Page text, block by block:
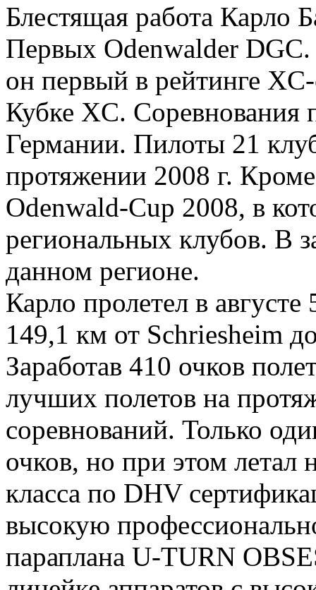
Блестящая работа Карло
Первых Odenwalder
он первый в рейтинге
Кубке XC. Соревнования
Германии. Пилоты 21
протяжении 2008 г.
Odenwald-Cup 2008, в
региональных клубов. В
данном регионе.
Карло пролетел в
149,1 км от Schriesheim
Заработав 410 очков
лучших полетов на
соревнований. Только
очков, но при этом летал
класса по DHV
высокую
параплана U-TURN